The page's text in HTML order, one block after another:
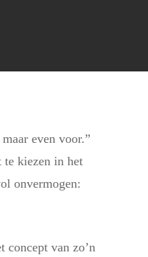
even voor.”
te kiezen in het
onvermogen:
concept van zo’n